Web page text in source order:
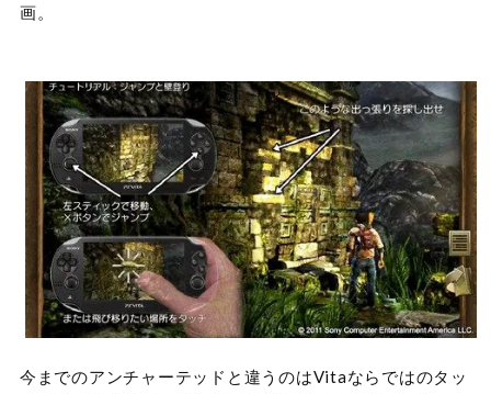
画。
今までのアンチャーテッドと違うのはVitaならではのタッ